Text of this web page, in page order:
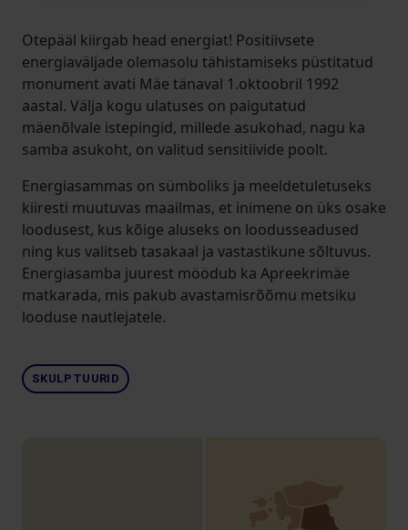
Otepääl kiirgab head energiat! Positiivsete
energiaväljade olemasolu tähistamiseks püstitatud
monument avati Mäe tänaval 1.oktoobril 1992
aastal. Välja kogu ulatuses on paigutatud
mäenõlvale istepingid, millede asukohad, nagu ka
samba asukoht, on valitud sensitiivide poolt.
Energiasammas on sümboliks ja meeldetuletuseks
kiiresti muutuvas maailmas, et inimene on üks osake
loodusest, kus kõige aluseks on loodusseadused
ning kus valitseb tasakaal ja vastastikune sõltuvus.
Energiasamba juurest möödub ka Apreekrimäe
matkarada, mis pakub avastamisrõõmu metsiku
looduse nautlejatele.
SKULPTUURID